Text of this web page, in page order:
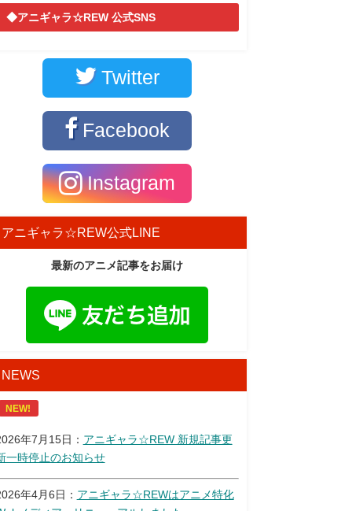
◆アニギャラ☆REW 公式SNS
Twitter
Facebook
Instagram
アニギャラ☆REW公式LINE
最新のアニメ記事をお届け
NEWS
NEW!
年7月15日： アニギャラ☆REW 新規記事更
一時停止のお知らせ
年4月6日： アニギャラ☆REWはアニメ特化